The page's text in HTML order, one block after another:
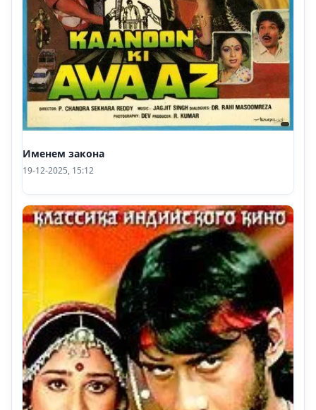
Именем закона
19-12-2025, 15:12